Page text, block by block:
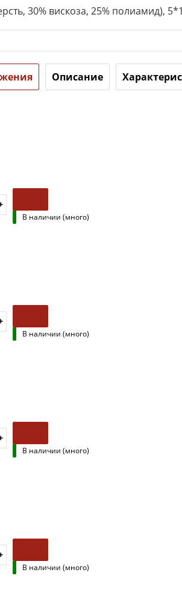
30% вискоза, 25% полиамид),
Описание
В наличии (много)
В наличии (много)
В наличии (много)
В наличии (много)